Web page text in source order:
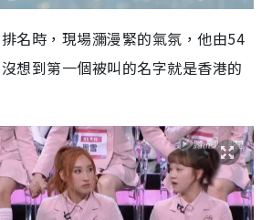
名時，現場瀰漫緊的氣氛，他由54
想到第一個被叫的名字就是香港的